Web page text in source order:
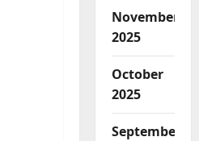
November
2025
October
2025
September